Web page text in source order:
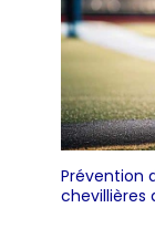
Prévention
chevillières